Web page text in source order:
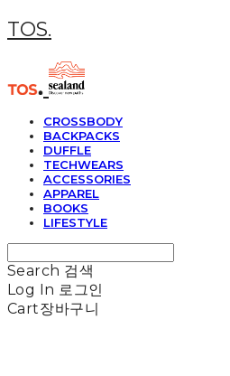
TOS.
CROSSBODY
BACKPACKS
DUFFLE
TECHWEARS
ACCESSORIES
APPAREL
BOOKS
LIFESTYLE
Search 검색
Log In 로그인
Cart장바구니